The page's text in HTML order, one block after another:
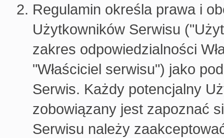
Regulamin określa prawa i
Użytkowników Serwisu
zakres odpowiedzialności
"Właściciel serwisu") jako
Serwis. Każdy potencjalny
zobowiązany jest zapoznać
Serwisu należy